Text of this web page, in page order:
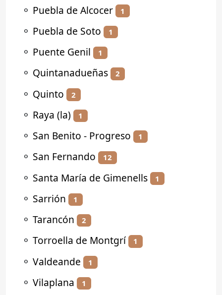
⚬ Puebla de Alcocer 1
⚬ Puebla de Soto 1
⚬ Puente Genil 1
⚬ Quintanadueñas 2
⚬ Quinto 2
⚬ Raya (la) 1
⚬ San Benito - Progreso 1
⚬ San Fernando 12
⚬ Santa María de Gimenells 1
⚬ Sarrión 1
⚬ Tarancón 2
⚬ Torroella de Montgrí 1
⚬ Valdeande 1
⚬ Vilaplana 1